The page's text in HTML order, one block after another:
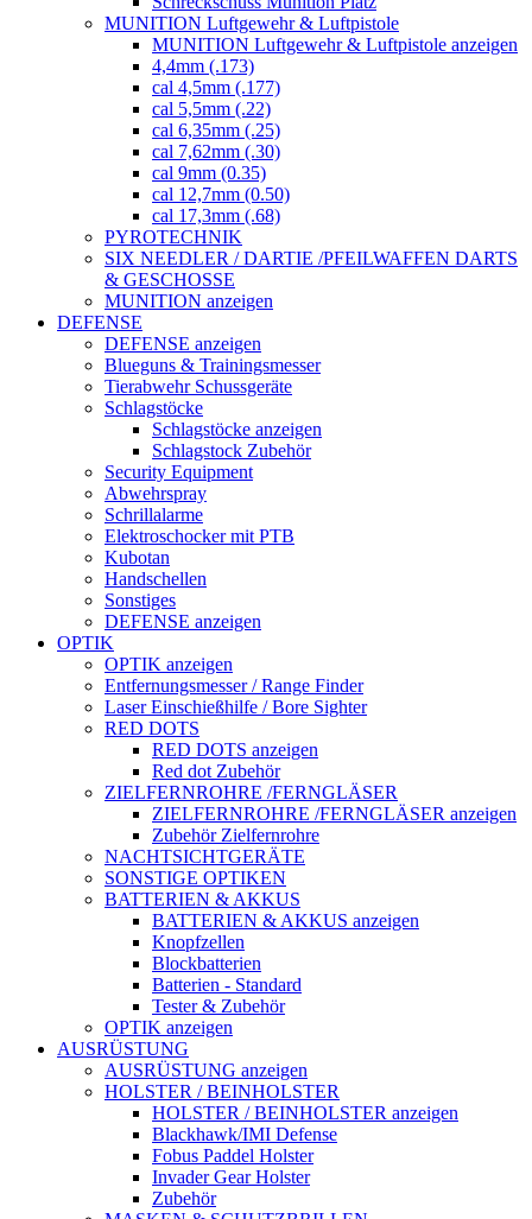
MUNITION Luftgewehr & Luftpistole
MUNITION Luftgewehr & Luftpistole anzeigen
4,4mm (.173)
cal 4,5mm (.177)
cal 5,5mm (.22)
cal 6,35mm (.25)
cal 7,62mm (.30)
cal 9mm (0.35)
cal 12,7mm (0.50)
cal 17,3mm (.68)
PYROTECHNIK
SIX NEEDLER / DARTIE /PFEILWAFFEN DARTS
& GESCHOSSE
MUNITION anzeigen
DEFENSE
DEFENSE anzeigen
Blueguns & Trainingsmesser
Tierabwehr Schussgeräte
Schlagstöcke
Schlagstöcke anzeigen
Schlagstock Zubehör
Security Equipment
Abwehrspray
Schrillalarme
Elektroschocker mit PTB
Kubotan
Handschellen
Sonstiges
DEFENSE anzeigen
OPTIK
OPTIK anzeigen
Entfernungsmesser / Range Finder
Laser Einschießhilfe / Bore Sighter
RED DOTS
RED DOTS anzeigen
Red dot Zubehör
ZIELFERNROHRE /FERNGLÄSER
ZIELFERNROHRE /FERNGLÄSER anzeigen
Zubehör Zielfernrohre
NACHTSICHTGERÄTE
SONSTIGE OPTIKEN
BATTERIEN & AKKUS
BATTERIEN & AKKUS anzeigen
Knopfzellen
Blockbatterien
Batterien - Standard
Tester & Zubehör
OPTIK anzeigen
AUSRÜSTUNG
AUSRÜSTUNG anzeigen
HOLSTER / BEINHOLSTER
HOLSTER / BEINHOLSTER anzeigen
Blackhawk/IMI Defense
Fobus Paddel Holster
Invader Gear Holster
Zubehör